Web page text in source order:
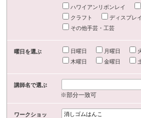
ハワイアンリボンレイ
クラフト
ディスプレイ
その他手芸・工芸
曜日を選ぶ 日曜日 月曜日
木曜日
金曜日
講師名で選ぶ
※部分一致可
ワークショッ